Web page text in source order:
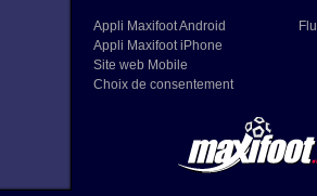
Appli Maxifoot Android
Appli Maxifoot iPhone
Site web Mobile
Choix de consentement